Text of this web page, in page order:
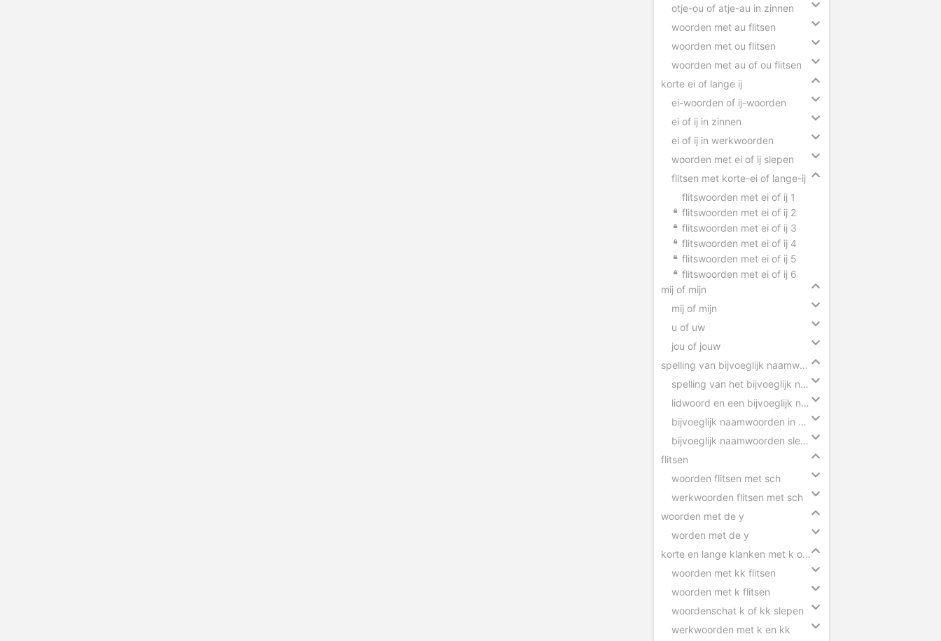
otje-ou of atje-au in zinnen
woorden met au flitsen
woorden met ou flitsen
woorden met au of ou flitsen
korte ei of lange ij
ei-woorden of ij-woorden
ei of ij in zinnen
ei of ij in werkwoorden
woorden met ei of ij slepen
flitsen met korte-ei of lange-ij
flitswoorden met ei of ij 1
flitswoorden met ei of ij 2
flitswoorden met ei of ij 3
flitswoorden met ei of ij 4
flitswoorden met ei of ij 5
flitswoorden met ei of ij 6
mij of mijn
mij of mijn
u of uw
jou of jouw
spelling van bijvoeglijk naamwoorden
spelling van het bijvoeglijk naamwoord
lidwoord en een bijvoeglijk naamwoord
bijvoeglijk naamwoorden in zinnen
bijvoeglijk naamwoorden slepen
flitsen
woorden flitsen met sch
werkwoorden flitsen met sch
woorden met de y
worden met de y
korte en lange klanken met k of kk
woorden met kk flitsen
woorden met k flitsen
woordenschat k of kk slepen
werkwoorden met k en kk